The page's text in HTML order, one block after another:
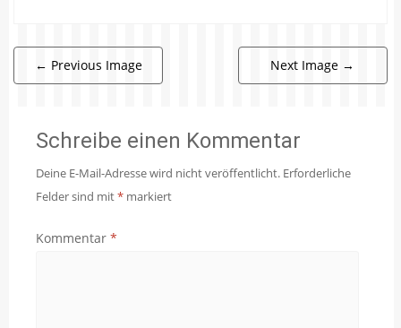
← Previous Image Next Image →
Schreibe einen Kommentar
Deine E-Mail-Adresse wird nicht veröffentlicht. Erforderliche
Felder sind mit* markiert
Kommentar *